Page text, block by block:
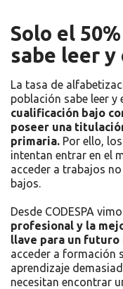
Solo el
sabe leer
La tasa de
población sabe leer y
cualificación bajo
poseer una
primaria. Por ello,
intentan entrar en el
acceder a trabajos
bajos.
Desde CODESPA
profesional y la
llave para un futuro
acceder a formación
aprendizaje
necesitan encontrar